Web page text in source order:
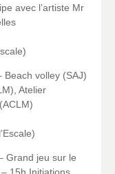
avec l’artiste Mr
Beach volley (SAJ)
Atelier
Grand jeu sur le